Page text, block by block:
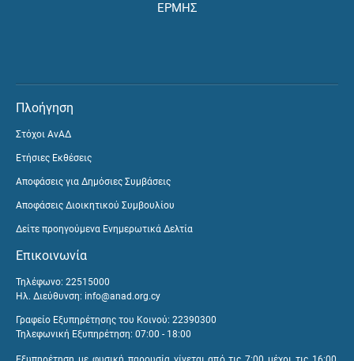
ΕΡΜΗΣ
Πλοήγηση
Στόχοι ΑνΑΔ
Ετήσιες Εκθέσεις
Αποφάσεις για Δημόσιες Συμβάσεις
Αποφάσεις Διοικητικού Συμβουλίου
Δείτε προηγούμενα Ενημερωτικά Δελτία
Επικοινωνία
Τηλέφωνο: 22515000
Ηλ. Διεύθυνση: info@anad.org.cy
Γραφείο Εξυπηρέτησης του Κοινού: 22390300
Τηλεφωνική Εξυπηρέτηση: 07:00 - 18:00